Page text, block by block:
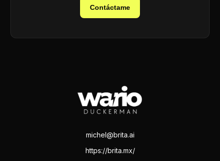
Contáctame
michel@brita.ai
https://brita.mx/